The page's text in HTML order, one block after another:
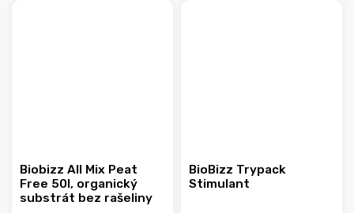
Biobizz All Mix Peat
Free 50l, organický
substrát bez rašeliny
BioBizz Trypack
Stimulant